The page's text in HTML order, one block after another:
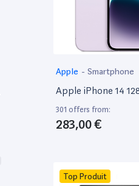
Apple - Smartphone
Apple iPhone 14
301 offers from:
283,00 €
Top Produit